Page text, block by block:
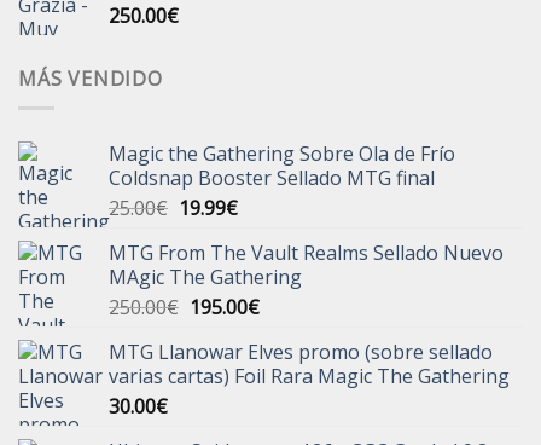
250.00€
MÁS VENDIDO
Magic the Gathering Sobre Ola de Frío
Coldsnap Booster Sellado MTG final
25.00€ El
original
era:
25.00€.
19.99€El
actual
es:
19.99€.
MTG From The Vault Realms Sellado Nuevo
MAgic The Gathering
250.00€ El
original
era:
195.00€El
actual
es:
MTG Llanowar Elves promo (sobre sellado
varias cartas) Foil Rara Magic The Gathering
30.00€